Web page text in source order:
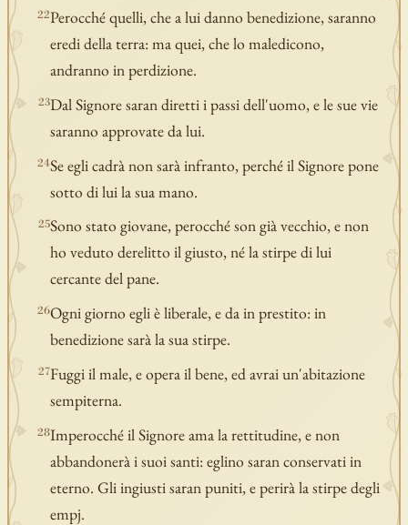
22Perocché quelli, che a lui danno benedizione, saranno
eredi della terra: ma quei, che lo maledicono,
andranno in perdizione.
23Dal Signore saran diretti i passi dell'uomo, e le sue vie
saranno approvate da lui.
24Se egli cadrà non sarà infranto, perché il Signore pone
sotto di lui la sua mano.
25Sono stato giovane, perocché son già vecchio, e non
ho veduto derelitto il giusto, né la stirpe di lui
cercante del pane.
26Ogni giorno egli è liberale, e da in prestito: in
benedizione sarà la sua stirpe.
27Fuggi il male, e opera il bene, ed avrai un'abitazione
sempiterna.
28Imperocché il Signore ama la rettitudine, e non
abbandonerà i suoi santi: eglino saran conservati in
eterno. Gli ingiusti saran puniti, e perirà la stirpe degli
empj.